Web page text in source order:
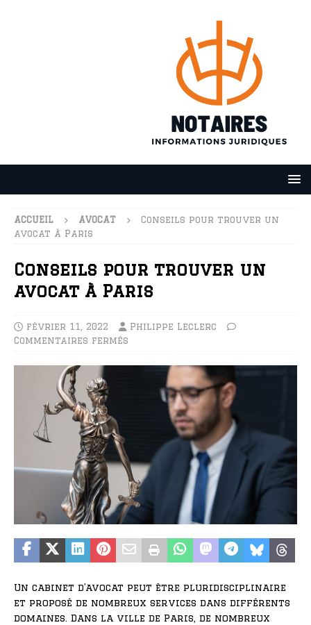
ACCUEIL AVOCAT
Conseils pour trouver un
avocat à Paris
Conseils pour trouver un
avocat à Paris
février 11, 2022
Philippe Leclerc
Commentaires fermés
Un cabinet d’avocat peut être pluridisciplinaire
et proposé de nombreux services dans différents
domaines. Dans la ville de Paris, de nombreux